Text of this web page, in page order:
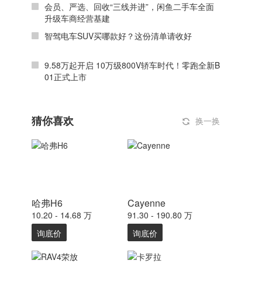
会员、严选、回收“三线并进”，闲鱼二手车全面
升级车商经营基建
智驾电车SUV买哪款好？这份清单请收好
9.58万起开启 10万级800V轿车时代！零跑全新B
01正式上市
猜你喜欢 换一换
哈弗H6
10.20 - 14.68 万
询底价
Cayenne
91.30 - 190.80 万
询底价